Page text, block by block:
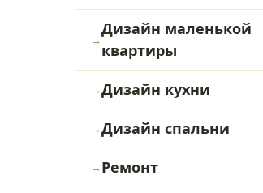
Дизайн маленькой
квартиры
Дизайн кухни
Дизайн спальни
Ремонт